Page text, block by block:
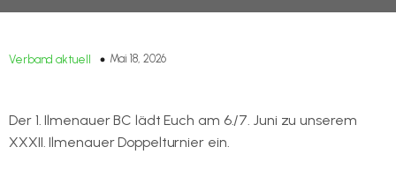
Verband aktuell Mai 18, 2026
Der 1. Ilmenauer BC lädt Euch am 6./7. Juni zu unserem
XXXII. Ilmenauer Doppelturnier ein.